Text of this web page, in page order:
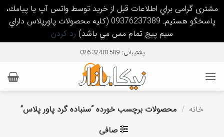
مشتری گرامی براي اطلاعات قبل از خريد توسط واتس آپ يا پيامك،
پاسخگو هستيم. 09376237389 (كليه محصولات پاورپلاس داراي
سيم پيچ تمام مس مي باشد) رد کردن
content
پشتیبانی: 32401589-026
خانه / محصولات برچسب خورده “سنباده گرد پاور پلاس”
صافی